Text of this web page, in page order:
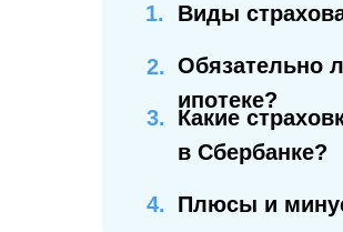
Виды
2. Обязательно
ипотеке?
3. Какие
в Сбербанке?
4. Плюсы и